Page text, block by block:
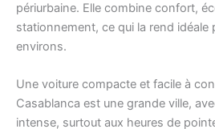
périurbaine. Elle combine confort,
stationnement, ce qui la rend idéale
environs.
Une voiture compacte et facile à
Casablanca est une grande ville,
intense, surtout aux heures de